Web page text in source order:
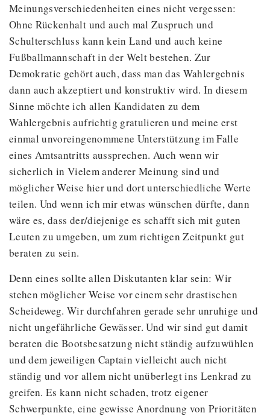
Meinungsverschiedenheiten eines nicht vergessen:
Ohne Rückenhalt und auch mal Zuspruch und
Schulterschluss kann kein Land und auch keine
Fußballmannschaft in der Welt bestehen. Zur
Demokratie gehört auch, dass man das Wahlergebnis
dann auch akzeptiert und konstruktiv wird. In diesem
Sinne möchte ich allen Kandidaten zu dem
Wahlergebnis aufrichtig gratulieren und meine erst
einmal unvoreingenommene Unterstützung im Falle
eines Amtsantritts aussprechen. Auch wenn wir
sicherlich in Vielem anderer Meinung sind und
möglicher Weise hier und dort unterschiedliche Werte
teilen. Und wenn ich mir etwas wünschen dürfte, dann
wäre es, dass der/diejenige es schafft sich mit guten
Leuten zu umgeben, um zum richtigen Zeitpunkt gut
beraten zu sein.
Denn eines sollte allen Diskutanten klar sein: Wir
stehen möglicher Weise vor einem sehr drastischen
Scheideweg. Wir durchfahren gerade sehr unruhige und
nicht ungefährliche Gewässer. Und wir sind gut damit
beraten die Bootsbesatzung nicht ständig aufzuwühlen
und dem jeweiligen Captain vielleicht auch nicht
ständig und vor allem nicht unüberlegt ins Lenkrad zu
greifen. Es kann nicht schaden, trotz eigener
Schwerpunkte, eine gewisse Anordnung von Prioritäten